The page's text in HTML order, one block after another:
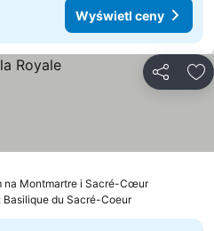
Wyświetl ceny
na Montmartre i Sacré-Cœur
Basilique du Sacré-Coeur